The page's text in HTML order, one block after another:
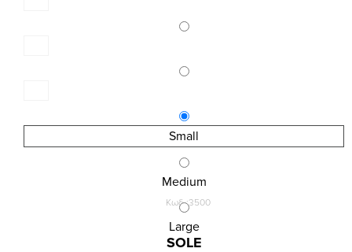
Small
Medium
Large
Κωδ.:3500
INIZIO ΕΞΑΙΡΕΤΙΚΑ ΔΙΑΦΑΝΟ ΚΑΛΣΟΝ 8 DEN
SOLE